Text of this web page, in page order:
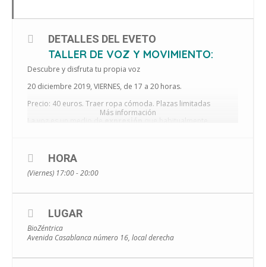
Más información
DETALLES DEL EVETO
TALLER DE VOZ Y MOVIMIENTO:
Descubre y disfruta tu propia voz
20 diciembre 2019, VIERNES, de 17 a 20 horas.
Precio: 40 euros. Traer ropa cómoda. Plazas limitadas
La voz es un medio de
expresión
que habitualmente
creatividad que necesita ser expresada al mundo.
En este taller te propongo ir descubriendo tu propia voz a
guiadas, ayudándonos de tu imaginación y de tus ganas de
vibración
emitimos un sonido, crearemos melodías, rítmos y pequeñas
HORA
(Viernes) 17:00 - 20:00
LUGAR
BioZéntrica
Avenida Casablanca número 16, local derecha